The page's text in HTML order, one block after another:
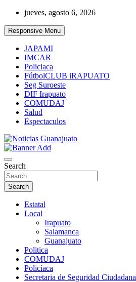
Skip
content
jueves, agosto 6, 2026
Responsive Menu
JAPAMI
IMCAR
Policiaca
FútbolCLUB iRAPUATO
Seg Suroeste
DIF Irapuato
COMUDAJ
Salud
Espectaculos
Noticias Guanajuato
Search
Search
Estatal
Local
Irapuato
Salamanca
Guanajuato
Politica
COMUDAJ
Policíaca
Secretaria de Seguridad Ciudadana